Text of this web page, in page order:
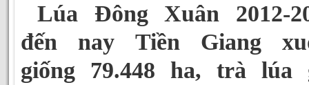
Lúa Đông Xuân 2012-
đến nay Tiền Giang
giống 79.448 ha, trà lúa